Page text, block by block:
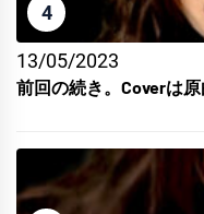
4
13/05/2023
前回の続き。Coverは